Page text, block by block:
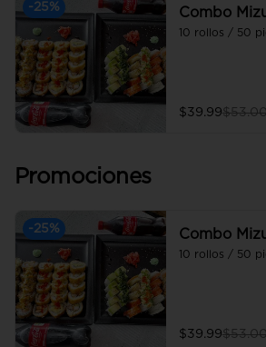
-25% Combo
10 rollos / 50
$39.99$53.00
Promociones
-25% Combo
10 rollos / 50
$39.99$53.00